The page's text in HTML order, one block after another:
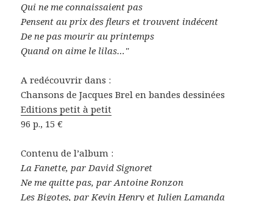
Qui ne me connaissaient pas
Pensent au prix des fleurs et trouvent indécent
De ne pas mourir au printemps
Quand on aime le lilas…"
A redécouvrir dans :
Chansons de Jacques Brel en bandes dessinées
Editions petit à petit
96 p., 15 €
Contenu de l’album :
La Fanette, par David Signoret
Ne me quitte pas, par Antoine Ronzon
Les Bigotes, par Kevin Henry et Julien Lamanda